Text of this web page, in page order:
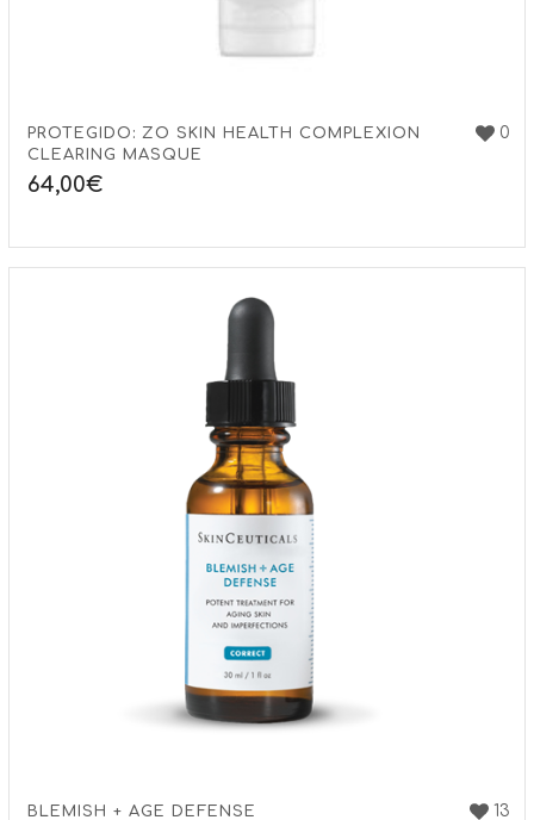
0
PROTEGIDO: ZO SKIN HEALTH COMPLEXION
CLEARING MASQUE
64,00€
13
BLEMISH + AGE DEFENSE